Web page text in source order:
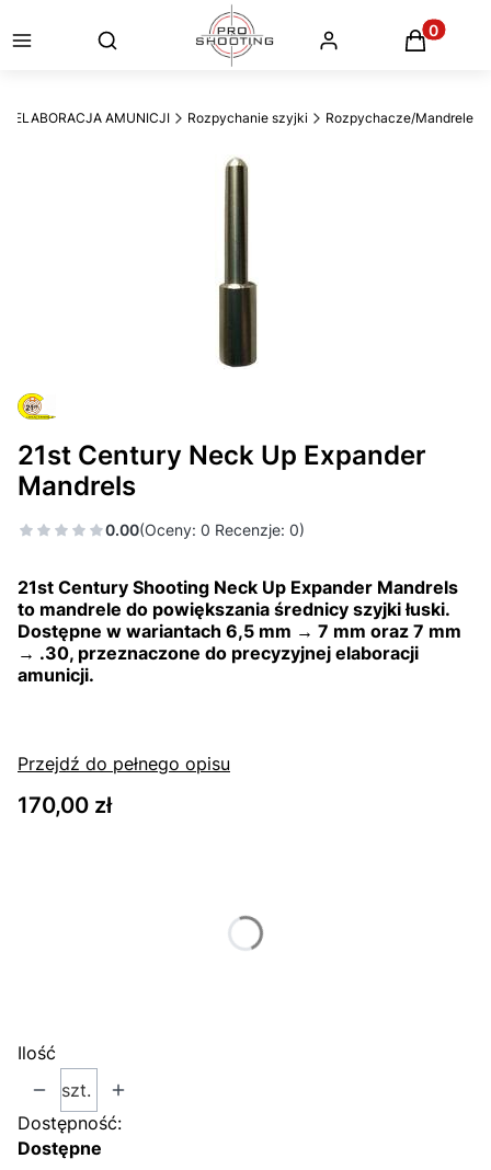
Otwórz wyszukiwarkę
ELABORACJA AMUNICJI Rozpychanie szyjki Rozpychacze/Mandrele
21st Century Neck Up Expander
Mandrels
0.00(Oceny: 0 Recenzje: 0)
21st Century Shooting Neck Up Expander Mandrels
to mandrele do powiększania średnicy szyjki łuski.
Dostępne w wariantach 6,5 mm → 7 mm oraz 7 mm
→ .30, przeznaczone do precyzyjnej elaboracji
amunicji.
Przejdź do pełnego opisu
Cena
170,00 zł
Ilość
szt.
Dostępność:
Dostępne